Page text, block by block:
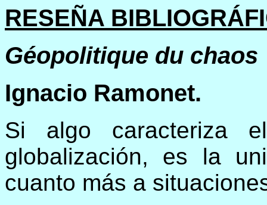
RESEÑA
Géopolitique du chaos
Ignacio Ramonet.
Si algo caracteriza
globalización, es la
cuanto más a